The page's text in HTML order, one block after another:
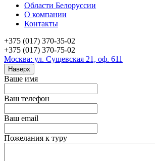
Области Белоруссии
О компании
Контакты
+375 (017) 370-35-02
+375 (017) 370-75-02
Москва: ул. Сущевская 21, оф. 611
Наверх
Ваше имя
Ваш телефон
Ваш email
Пожелания к туру